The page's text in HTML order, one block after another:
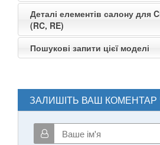
Деталі елементів салону для
(RC, RE)
Пошукові запити цієї моделі
ЗАЛИШІТЬ ВАШ